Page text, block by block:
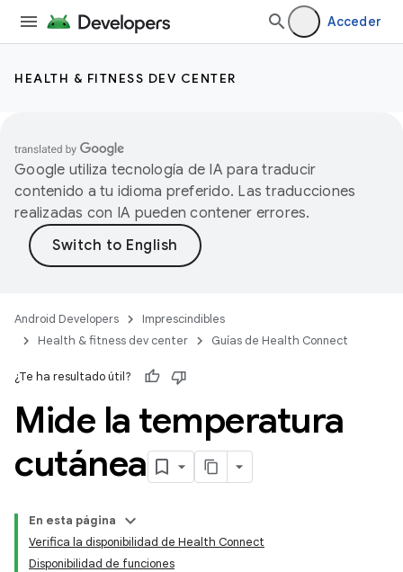
Acceder
HEALTH & FITNESS DEV CENTER
Google utiliza tecnología de IA para traducir
contenido a tu idioma preferido. Las traducciones
realizadas con IA pueden contener errores.
Android Developers
Imprescindibles
Health & fitness dev center
Guías de Health Connect
¿Te ha resultado útil?
Mide la temperatura
cutánea
En esta página
Verifica la disponibilidad de Health Connect
Disponibilidad de funciones